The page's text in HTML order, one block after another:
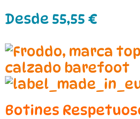
Desde 55,55 €
Botines